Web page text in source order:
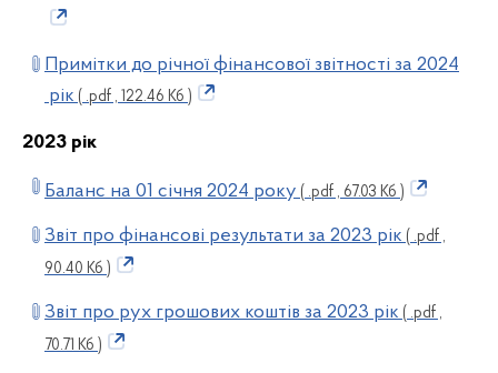
Примітки до річної фінансової звітності за 2024
рік ( .pdf , 122.46 Кб )
2023 рік
Баланс на 01 січня 2024 року ( .pdf , 67.03 Кб )
Звіт про фінансові результати за 2023 рік ( .pdf ,
90.40 Кб )
Звіт про рух грошових коштів за 2023 рік ( .pdf ,
70.71 Кб )